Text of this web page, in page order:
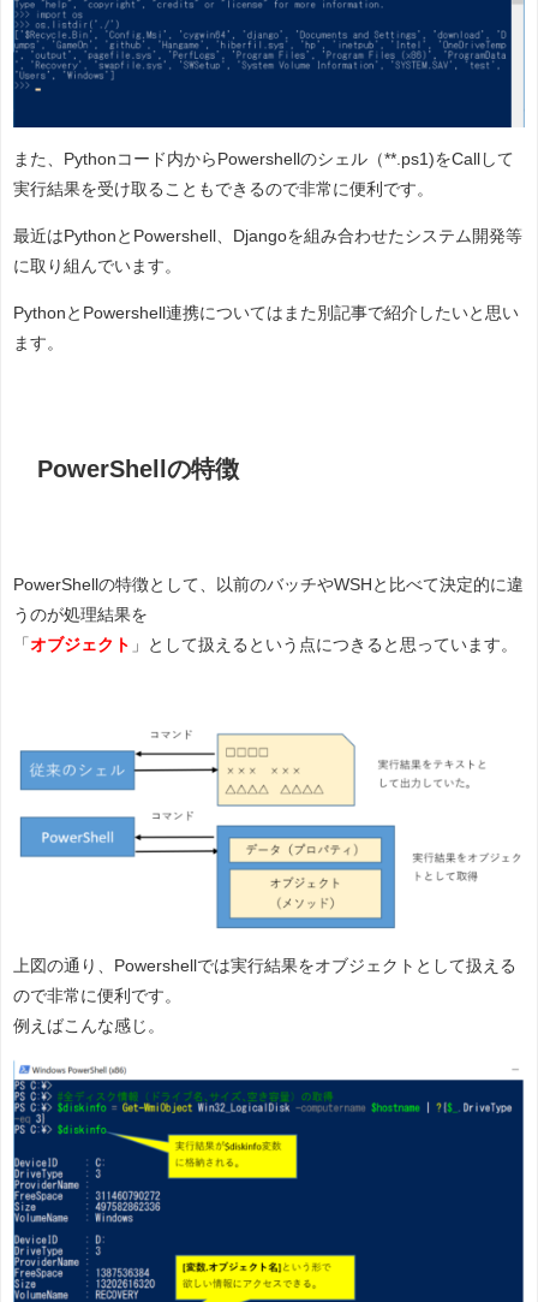
また、Pythonコード内からPowershellのシェル（**.ps1)をCallして
実行結果を受け取ることもできるので非常に便利です。
最近はPythonとPowershell、Djangoを組み合わせたシステム開発等
に取り組んでいます。
PythonとPowershell連携についてはまた別記事で紹介したいと思い
ます。
PowerShellの特徴
PowerShellの特徴として、以前のバッチやWSHと比べて決定的に違
うのが処理結果を
「 オブジェクト 」として扱えるという点につきると思っています。
上図の通り、Powershellでは実行結果をオブジェクトとして扱える
ので非常に便利です。
例えばこんな感じ。